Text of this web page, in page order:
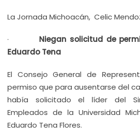
La Jornada Michoacán, Celic
· Niegan solicitud de
Eduardo Tena
El Consejo General de
permiso que para ausentarse del
había solicitado el líder del
Empleados de la Universidad
Eduardo Tena Flores.